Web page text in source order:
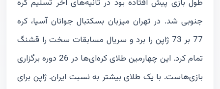
طول بازی پیش افتاده بود در ثانیه‌های آخر تسلیم کره
جنوبی شد. در تهران میزبان بسکتبال جوانان آسیا، کره
77 بر 73 ژاپن را برد و سریال مسابقات سخت را قشنگ
تمام کرد. این چهارمین طلای کره‌ای‌ها در 26 دوره برگزاری
بازی‌هاست. با یک طلای بیشتر به نسبت ایران. ژاپن برای